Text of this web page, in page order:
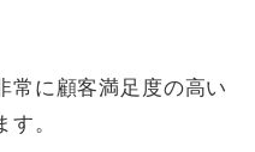
常に顧客満足度の高い
。